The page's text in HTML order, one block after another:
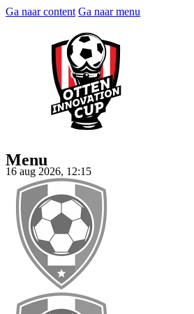
Ga naar content Ga naar menu
Menu
Tickets
16 aug 2026, 12:15